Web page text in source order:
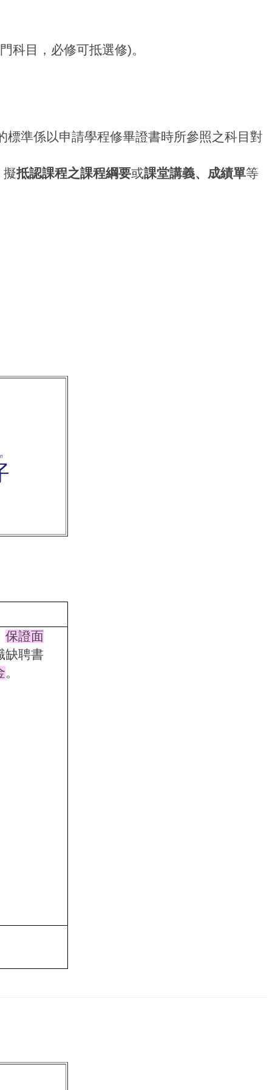
門科目， 必修可抵選修)。
準係以申請學程修畢證書時所參照之科目對
擬抵認課程之課程綱要或課堂講義、成績單等
保證面
缺聘書
。